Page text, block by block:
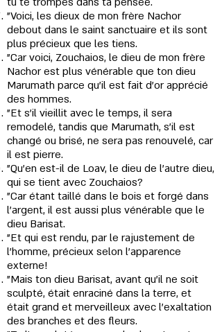
"Voici, les dieux de mon frère Nachor
debout dans le saint sanctuaire et ils sont
plus précieux que les tiens.
"Car voici, Zouchaios, le dieu de mon frère
Nachor est plus vénérable que ton dieu
Marumath parce qu'il est fait d'or apprécié
des hommes.
"Et s'il vieillit avec le temps, il sera
remodelé, tandis que Marumath, s'il est
changé ou brisé, ne sera pas renouvelé, car
il est pierre.
"Qu'en est-il de Loav, le dieu de l'autre dieu,
qui se tient avec Zouchaios?
"Car étant taillé dans le bois et forgé dans
l'argent, il est aussi plus vénérable que le
dieu Barisat.
"Et qui est rendu, par le rajustement de
l'homme, précieux selon l’apparence
externe!
"Mais ton dieu Barisat, avant qu’il ne soit
sculpté, était enraciné dans la terre, et
était grand et merveilleux avec l’exaltation
des branches et des fleurs.